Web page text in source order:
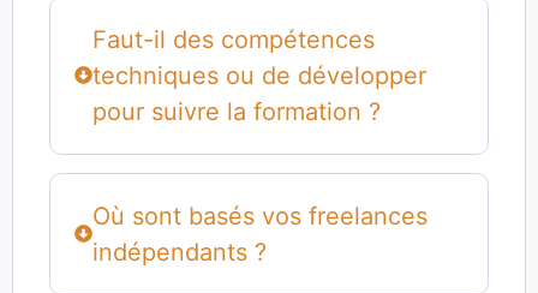
Faut-il des compétences
techniques ou de développer
pour suivre la formation ?
Où sont basés vos freelances
indépendants ?